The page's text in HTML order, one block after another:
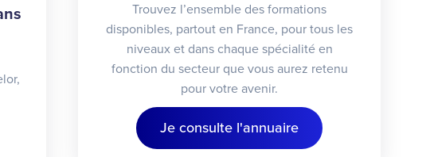
Trouvez l’ensemble des formations
disponibles, partout en France, pour tous les
niveaux et dans chaque spécialité en
fonction du secteur que vous aurez retenu
pour votre avenir.
Je consulte l'annuaire